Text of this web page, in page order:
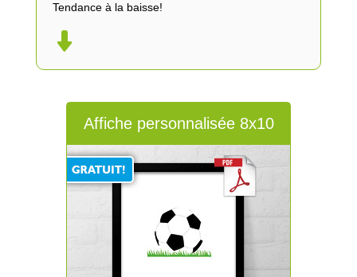
Tendance à la baisse!
Affiche personnalisée 8x10